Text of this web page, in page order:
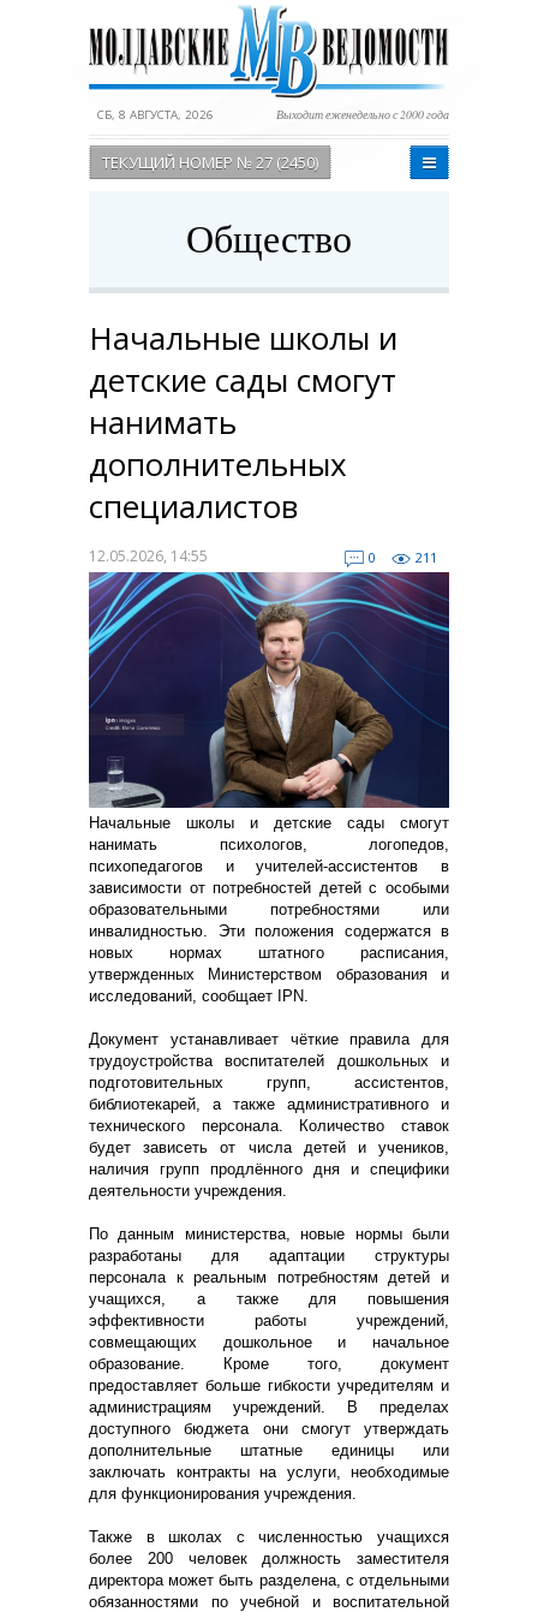
СБ, 8 АВГУСТА, 2026 Выходит еженедельно с 2000 года
ТЕКУЩИЙ НОМЕР № 27 (2450)
Общество
Начальные школы и
детские сады смогут
нанимать
дополнительных
специалистов
12.05.2026, 14:55 0 211
Начальные школы и детские сады смогут
нанимать психологов, логопедов,
психопедагогов и учителей-ассистентов в
зависимости от потребностей детей с особыми
образовательными потребностями или
инвалидностью. Эти положения содержатся в
новых нормах штатного расписания,
утвержденных Министерством образования и
исследований, сообщает IPN.
Документ устанавливает чёткие правила для
трудоустройства воспитателей дошкольных и
подготовительных групп, ассистентов,
библиотекарей, а также административного и
технического персонала. Количество ставок
будет зависеть от числа детей и учеников,
наличия групп продлённого дня и специфики
деятельности учреждения.
По данным министерства, новые нормы были
разработаны для адаптации структуры
персонала к реальным потребностям детей и
учащихся, а также для повышения
эффективности работы учреждений,
совмещающих дошкольное и начальное
образование. Кроме того, документ
предоставляет больше гибкости учредителям и
администрациям учреждений. В пределах
доступного бюджета они смогут утверждать
дополнительные штатные единицы или
заключать контракты на услуги, необходимые
для функционирования учреждения.
Также в школах с численностью учащихся
более 200 человек должность заместителя
директора может быть разделена, с отдельными
обязанностями по учебной и воспитательной